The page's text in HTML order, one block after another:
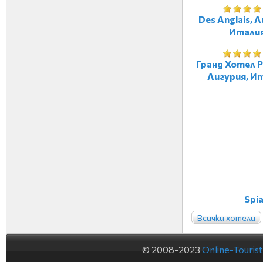
Des Anglais,
Гранд Хотел
Лигурия,
Всички хотели
© 2008-2023 Online-